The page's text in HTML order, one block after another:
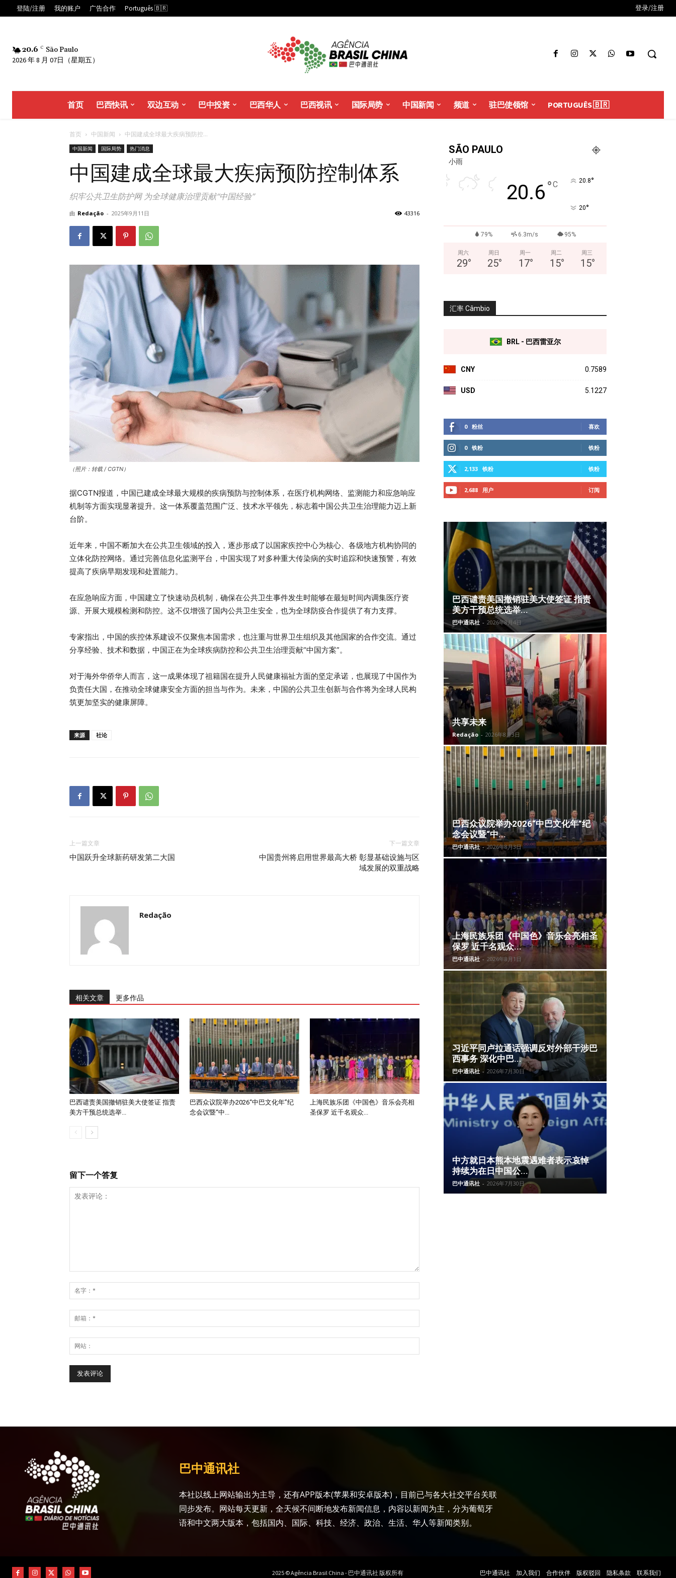
登陆/注册 我的账户 广告合作 Português 🇧🇷 登录/注册
20.6 C São Paulo
2026 年 8 月 07日（星期五）
首页 巴西快讯 双边互动 巴中投资 巴西华人 巴西视讯 国际局势 中国新闻 频道 驻巴使领馆 PORTUGUÊS 🇧🇷
首页 中国新闻 中国建成全球最大疾病预防控...
中国新闻 国际局势 热门消息
中国建成全球最大疾病预防控制体系
织牢公共卫生防护网 为全球健康治理贡献“中国经验”
由 Redação - 2025年9月11日 43316
（照片：转载 / CGTN）
据CGTN报道，中国已建成全球最大规模的疾病预防与控制体系，在医疗机构网络、监测能力和应急响应
机制等方面实现显著提升。这一体系覆盖范围广泛、技术水平领先，标志着中国公共卫生治理能力迈上新
台阶。
近年来，中国不断加大在公共卫生领域的投入，逐步形成了以国家疾控中心为核心、各级地方机构协同的
立体化防控网络。通过完善信息化监测平台，中国实现了对多种重大传染病的实时追踪和快速预警，有效
提高了疾病早期发现和处置能力。
在应急响应方面，中国建立了快速动员机制，确保在公共卫生事件发生时能够在最短时间内调集医疗资
源、开展大规模检测和防控。这不仅增强了国内公共卫生安全，也为全球防疫合作提供了有力支撑。
专家指出，中国的疾控体系建设不仅聚焦本国需求，也注重与世界卫生组织及其他国家的合作交流。通过
分享经验、技术和数据，中国正在为全球疾病防控和公共卫生治理贡献“中国方案”。
对于海外华侨华人而言，这一成果体现了祖籍国在提升人民健康福祉方面的坚定承诺，也展现了中国作为
负责任大国，在推动全球健康安全方面的担当与作为。未来，中国的公共卫生创新与合作将为全球人民构
筑更加坚实的健康屏障。
来源 社论
上一篇文章
中国跃升全球新药研发第二大国
下一篇文章
中国贵州将启用世界最高大桥 彰显基础设施与区
域发展的双重战略
Redação
相关文章 更多作品
巴西谴责美国撤销驻美大使签证 指责
美方干预总统选举...
巴西众议院举办2026“中巴文化年”纪
念会议暨“中...
上海民族乐团《中国色》音乐会亮相
圣保罗 近千名观众...
留下一个答复
SÃO PAULO
小雨
20.6°C 20.8°
20°
79% 6.3m/s 95%
周六
29°
周日
25°
周一
17°
周二
15°
周三
15°
汇率 Câmbio
BRL - 巴西雷亚尔
CNY 0.7589
USD 5.1227
0 粉丝 喜欢
0 铁粉 铁粉
2,133 铁粉 铁粉
2,688 用户 订阅
巴西谴责美国撤销驻美大使签证 指责
美方干预总统选举...
巴中通讯社 - 2026年8月4日
共享未来
Redação - 2026年8月3日
巴西众议院举办2026“中巴文化年”纪
念会议暨“中...
巴中通讯社 - 2026年8月3日
上海民族乐团《中国色》音乐会亮相圣
保罗 近千名观众...
巴中通讯社 - 2026年8月1日
习近平同卢拉通话强调反对外部干涉巴
西事务 深化中巴...
巴中通讯社 - 2026年7月30日
中方就日本熊本地震遇难者表示哀悼
持续为在日中国公...
巴中通讯社 - 2026年7月30日
巴中通讯社
本社以线上网站输出为主导，还有APP版本(苹果和安卓版本)，目前已与各大社交平台关联
同步发布。网站每天更新，全天候不间断地发布新闻信息，内容以新闻为主，分为葡萄牙
语和中文两大版本，包括国内、国际、科技、经济、政治、生活、华人等新闻类别。
2025 © Agência Brasil China - 巴中通讯社 版权所有 巴中通讯社 加入我们 合作伙伴 版权驳回 隐私条款 联系我们